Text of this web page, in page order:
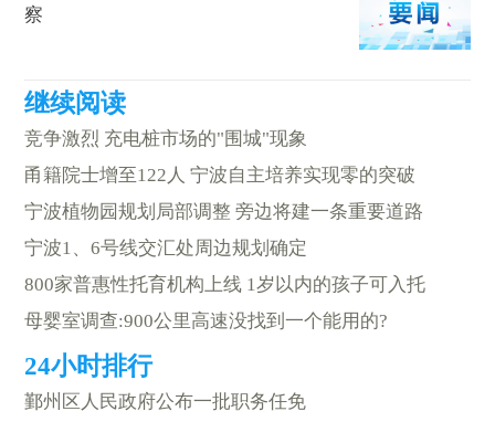
察
竞争激烈 充电桩市场的"围城"现象
甬籍院士增至122人 宁波自主培养实现零的突破
宁波植物园规划局部调整 旁边将建一条重要道路
宁波1、6号线交汇处周边规划确定
800家普惠性托育机构上线 1岁以内的孩子可入托
母婴室调查:900公里高速没找到一个能用的?
鄞州区人民政府公布一批职务任免